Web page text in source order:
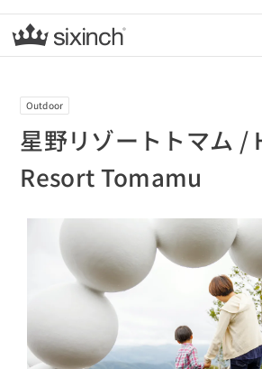
Outdoor
星野リゾートトマム /
Resort Tomamu